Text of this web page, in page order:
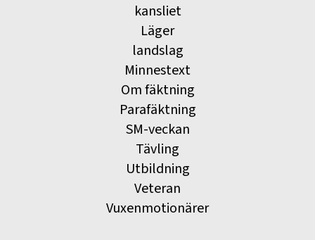
kansliet
Läger
landslag
Minnestext
Om fäktning
Parafäktning
SM-veckan
Tävling
Utbildning
Veteran
Vuxenmotionärer